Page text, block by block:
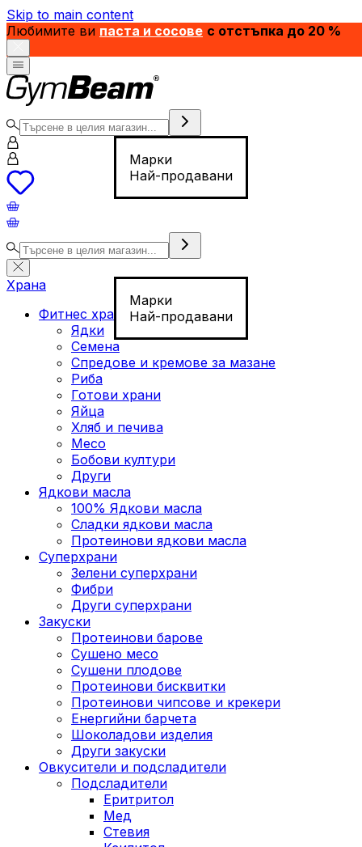
Skip to main content
Любимите ви паста и сосове с отстъпка до 20 %
Марки
Най-продавани
Марки
Най-продавани
Храна
Фитнес храна
Ядки
Семена
Спредове и кремове за мазане
Риба
Готови храни
Яйца
Хляб и печива
Месо
Бобови култури
Други
Ядкови масла
100% Ядкови масла
Сладки ядкови масла
Протеинови ядкови масла
Суперхрани
Зелени суперхрани
Фибри
Други суперхрани
3акуски
Протеинови бaрове
Сушено месо
Сушени плодове
Протеинови бисквитки
Протеинови чипсове и крекери
Енергийни барчета
Шоколадови изделия
Други закуски
Овкусители и подсладители
Подсладители
Еритритол
Мед
Стевия